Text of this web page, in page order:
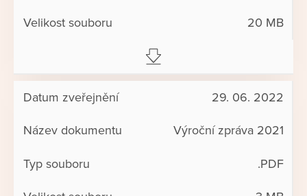
20 MB
29. 06. 2022
Výroční zpráva 2021
.PDF